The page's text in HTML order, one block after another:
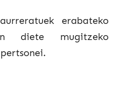
erabateko
diete mugitzeko